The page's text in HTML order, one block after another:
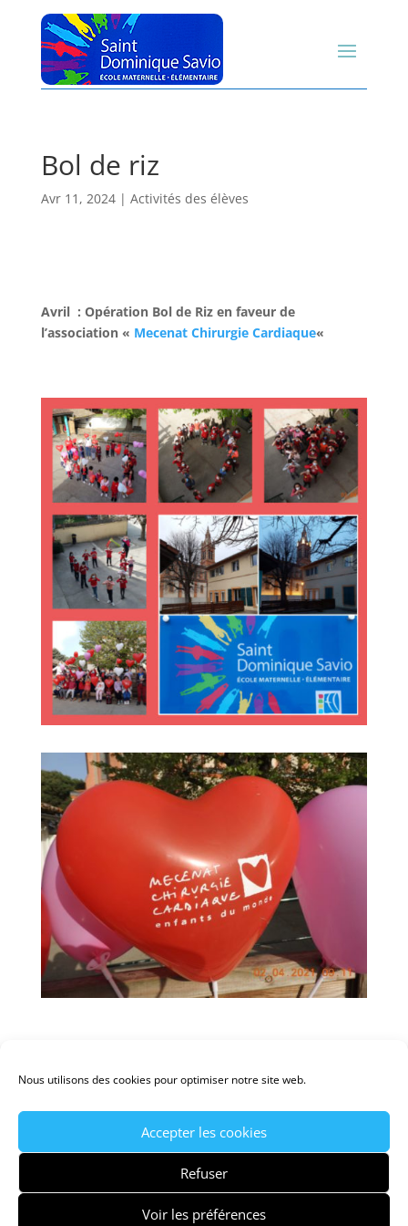
Nous utilisons des cookies pour optimiser notre site web.
Accepter les cookies
Refuser
Voir les préférences
Bol de riz
Avr 11, 2024| Activités des élèves
Avril : Opération Bol de Riz en faveur de
l’association « Mecenat Chirurgie Cardiaque«
Ecole St Dominique Savio – Labège